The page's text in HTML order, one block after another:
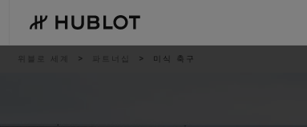
main
content
위블로 세계 파트너십 미식 축구